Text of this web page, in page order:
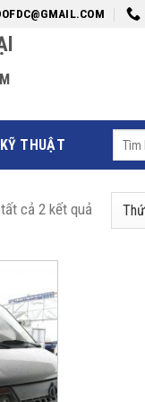
THUẬT
cả 2 kết quả